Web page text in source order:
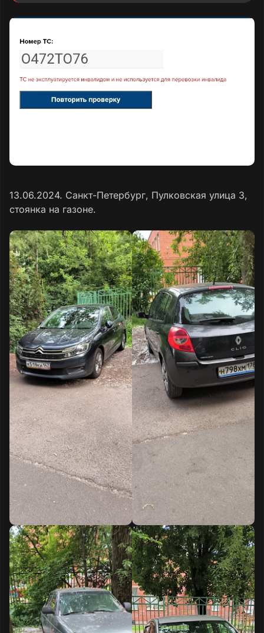
13.06.2024. Санкт-Петербург, Пулковская улица 3,
стоянка на газоне.